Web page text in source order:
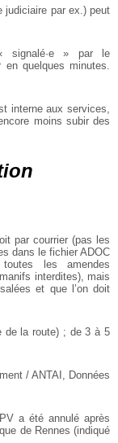
judiciaire par ex.) peut
» par le
quelques minutes.
interne aux services,
moins subir des
par courrier (pas les
dans le fichier ADOC
les amendes
interdites), mais
et que l’on doit
de la route) ; de 3 à 5
/ ANTAI, Données
a été annulé après
de Rennes (indiqué